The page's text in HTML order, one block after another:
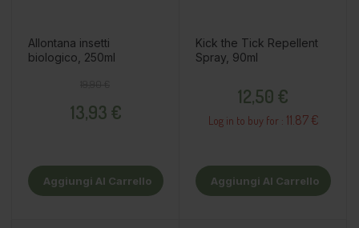
Allontana insetti
biologico, 250ml
13,93 €
Aggiungi Al Carrello
Kick the Tick Repellent
Spray, 90ml
12,50 €
Log in to buy for : 11.87 €
Aggiungi Al Carrello